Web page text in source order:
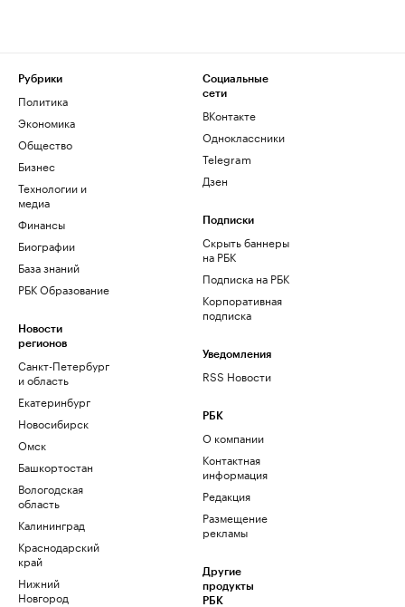
Рубрики
Политика
Экономика
Общество
Бизнес
Технологии и
медиа
Финансы
Биографии
База знаний
РБК Образование
Новости
регионов
Санкт-Петербург
и область
Екатеринбург
Новосибирск
Омск
Башкортостан
Вологодская
область
Калининград
Краснодарский
край
Нижний
Новгород
Социальные
сети
ВКонтакте
Одноклассники
Telegram
Дзен
Подписки
Скрыть баннеры
на РБК
Подписка на РБК
Корпоративная
подписка
Уведомления
RSS Новости
РБК
О компании
Контактная
информация
Редакция
Размещение
рекламы
Другие
продукты
РБК